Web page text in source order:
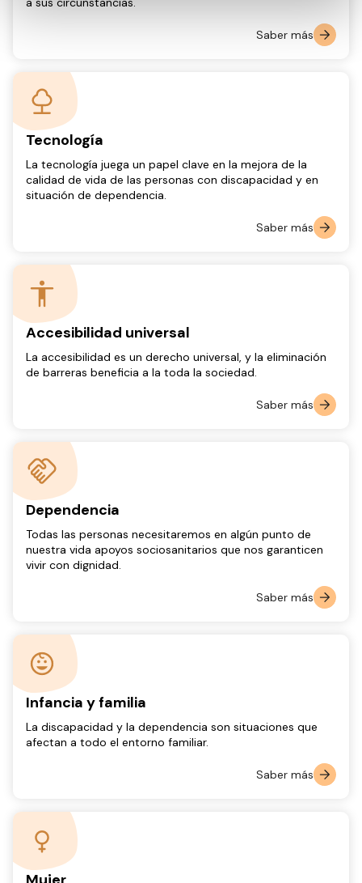
Saber más
Tecnología
La tecnología juega un papel clave en la mejora de la
calidad de vida de las personas con discapacidad y en
situación de dependencia.
Saber más
Accesibilidad universal
La accesibilidad es un derecho universal, y la eliminación
de barreras beneficia a la toda la sociedad.
Saber más
Dependencia
Todas las personas necesitaremos en algún punto de
nuestra vida apoyos sociosanitarios que nos garanticen
vivir con dignidad.
Saber más
Infancia y familia
La discapacidad y la dependencia son situaciones que
afectan a todo el entorno familiar.
Saber más